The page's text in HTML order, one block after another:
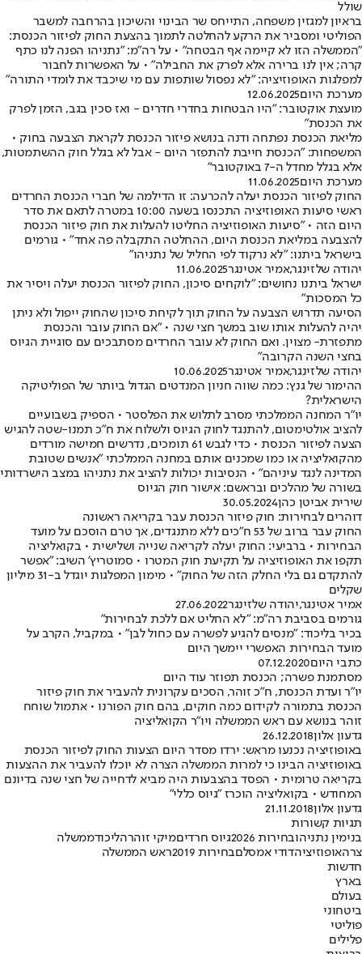
שולל
בראיון למגזין משפחה, התייחס שר הבינוי והשיכון בהרחבה למשבר
הפוליטי ומסביר את הרקע להחלטה לתמוך בהצעת החוק לפיזור הכנסת:
"הממשלה הזו לא קיימה אף הבטחה" • על רה"מ: "נתניהו הפנה לנו כתף
קרה; אין לנו ברירה אלא לפרק את החבילה" • על האפשרות לחבור
למפלגות האופוזיציה: "לא נפסול שותפות עם מי שיכבד את לומדי התורה"
מערכת היום12.06.2025
מועצת אוקטובר: "היו הבטחות בחדרי חדרים - ואז סכין בגב, הזמן לפרק
את הכנסת"
מליאת הכנסת נפתחה ודנה בנושא פיזור הכנסת לקראת הצבעה בחוק •
המשפחות: "הכנסת חייבת להתפזר היום - אבל לא בגלל חוק ההשתמטות,
אלא בגלל מחדל ה-7 באוקטובר"
מערכת היום11.06.2025
החוק לפיזור הכנסת יעלה להכרעה: זו הדילמה של חברי הכנסת החרדים
ראשי סיעות האופוזיציה התכנסו בשעה 10:00 במטרה לתאם את סדר
היום הזה • "סיעות האופוזיציה החליטו להעלות את חוק פיזור הכנסת
להצבעה במליאת הכנסת היום, ההחלטה התקבלה פה אחד" • גורמים
בישראל ביתנו: "לא נרקוד לפי החליל של נתניהו"
יהודה שלזינגר,אמיר אטינגר11.06.2025
ישראל ביתנו נחושים: "לוקחים סיכון, החוק לפיזור הכנסת יעלה ויסיר את
כל המסכות"
הסיעה תדרוש הצבעה על החוק תוך לקיחת סיכון שהחוק ייפול ולא ניתן
יהיה להעלות אותו שוב במשך חצי שנה • "אם החוק עובר והכנסת
מתפזרת- מצוין. ואם החוק לא עובר החרדים מסתבכים עם סוגיית הגיוס
בחצי השנה הקרובה"
יהודה שלזינגר,אמיר אטינגר10.06.2025
ההימור של גנץ: כמה שווה חניון המנדטים הגדול ביותר של הפוליטיקה
הישראלית?
יו"ר המחנה הממלכתי מסרב לתלוש את הפלסטר • הספיק בשבועיים
להציב אולטימטום, להתנגד לחוק הגיוס ולשלוח את ח"כ תמנו-שטה להגיש
הצעה לפיזור הכנסת • כדי לגבש 61 תומכים, נדרשים חמישה מורדים
מהקואליציה או כמו שמכנים אותם במחנה הממלכתי "אנשים שטובת
המדינה לנגד עיניהם" • הנסיבות יכולות להציב את נתניהו במצב הישרדותי
בשורה של מהלכים ובראשם: אישור חוק הגיוס
שירית אביטן כהן30.05.2024
דוהרים לבחירות: חוק פיזור הכנסת עבר בקריאה ראשונה
החוק עבר ברוב של 53 ח"כים ללא מתנגדים, אך טרם הוסכם על מועד
הבחירות • ברביעי: החוק יעלה לקריאה שנייה ושלישית • בקואליציה
תקפו את האופוזיציה על תקיעת חוק המטרו • סמוטריץ' השיב: "אפשר
להתקדם גם בלי החלק הזה של החוק" • מימון המפלגות יוגדל ב-31 מיליון
שקלים
אמיר אטינגר,יהודה שלזינגר27.06.2022
גורמים בסביבת רה"מ: "לא החליט אם ללכת לבחירות"
בכיר בליכוד: "מנסים להגיע לפשרה עם כחול לבן" • במקביל, הקרב על
מועד הבחירות האפשרי יימשך היום
כתבי היום07.12.2020
מסתמנת פשרה; הכנסת תפוזר עוד היום
יו"ר ועדת הכנסת, ח"כ זוהר, הסכים עקרונית להעביר את חוק פיזור
הכנסת בתמורה לקידום כמה חוקים, בהם חוק הפורנו • אתמול שוחח
זוהר בנושא עם ראש הממשלה ויו"ר הקואליציה
גדעון אלון26.12.2018
באופוזיציה נכנעו מראש: ירדו מסדר היום הצעות החוק לפיזור הכנסת
באופוזיציה הבינו כי למרות הממשלה הצרה לא יוכלו להעביר את ההצעות
בקריאה טרומית • הפסד בהצבעות היה מביא לדחייה של חצי שנה בדיונם
המחודש • בקואליציה הוכרז "גיוס כללי"
גדעון אלון21.11.2018
תגיות קשורות
בנימין נתניהובחירות 2026 גיוס חרדיםמיקי זוהרהליכודממשלה
צרהאופוזיציהדודי אמסלםבחירות 2019
ראש הממשלה
חדשות
בארץ
בעולם
ביטחוני
פוליטי
פלילים